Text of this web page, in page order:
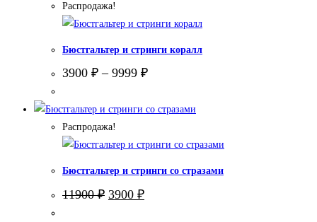
Распродажа!
Бюстгальтер и стринги коралл
3900 ₽ – 9999 ₽
Распродажа!
Бюстгальтер и стринги со стразами
11900₽ Первоначальная
цена
3900 ₽Текущая
цена: